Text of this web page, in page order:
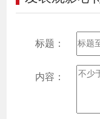
标题：
内容：